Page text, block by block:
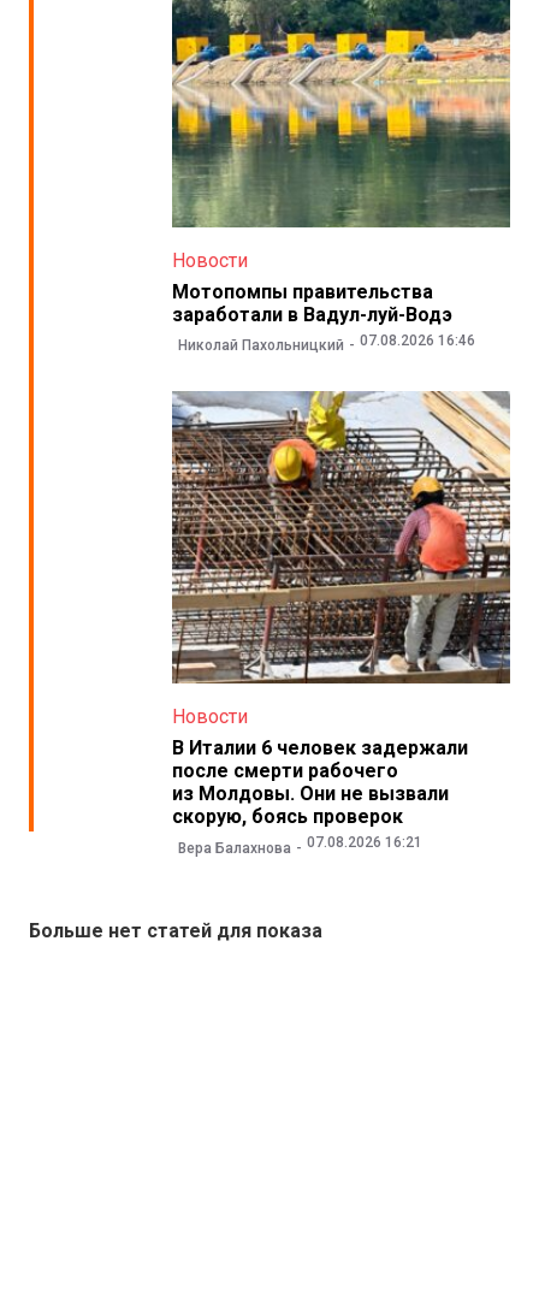
Новости
Мотопомпы правительства
заработали в Вадул-луй-Водэ
Николай Пахольницкий 07.08.2026 16:46
Новости
В Италии 6 человек задержали
после смерти рабочего
из Молдовы. Они не вызвали
скорую, боясь проверок
Вера Балахнова 07.08.2026 16:21
Больше нет статей для показа